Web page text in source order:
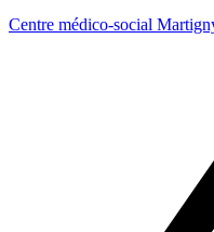
Centre médico-social